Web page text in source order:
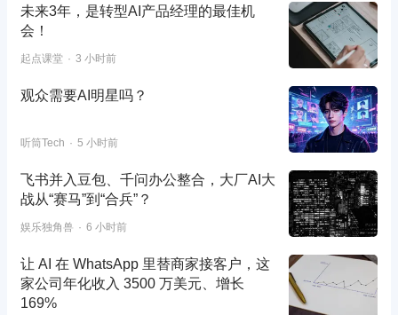
未来3年，是转型AI产品经理的最佳机
会！
起点课堂 3 小时前
观众需要AI明星吗？
听筒Tech 5 小时前
飞书并入豆包、千问办公整合，大厂AI大
战从“赛马”到“合兵”？
娱乐独角兽 6 小时前
让 AI 在 WhatsApp 里替商家接客户，这
家公司年化收入 3500 万美元、增长
169%